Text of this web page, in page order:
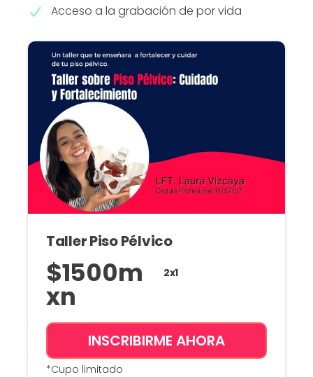
Acceso a la grabación de por vida
Taller Piso Pélvico
$1500m
xn
2x1
INSCRIBIRME AHORA
*Cupo limitado